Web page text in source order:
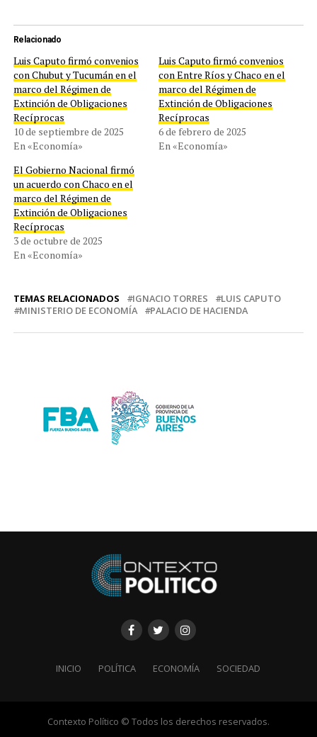
Relacionado
Luis Caputo firmó convenios
con Chubut y Tucumán en el
marco del Régimen de
Extinción de Obligaciones
Recíprocas
10 de septiembre de 2025
En «Economía»
Luis Caputo firmó convenios
con Entre Ríos y Chaco en el
marco del Régimen de
Extinción de Obligaciones
Recíprocas
6 de febrero de 2025
En «Economía»
El Gobierno Nacional firmó
un acuerdo con Chaco en el
marco del Régimen de
Extinción de Obligaciones
Recíprocas
3 de octubre de 2025
En «Economía»
TEMAS RELACIONADOS IGNACIO TORRES
LUIS CAPUTO
MINISTERIO DE ECONOMÍA
PALACIO DE HACIENDA
INICIO POLÍTICA ECONOMÍA SOCIEDAD
Contexto Político © Todos los derechos reservados.